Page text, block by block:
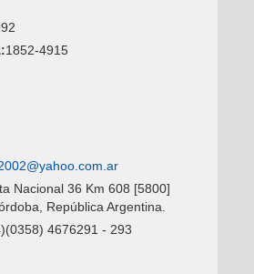
1852-4915
Nacional 36 Km 608 [5800]
República Argentina.
4676291 - 293